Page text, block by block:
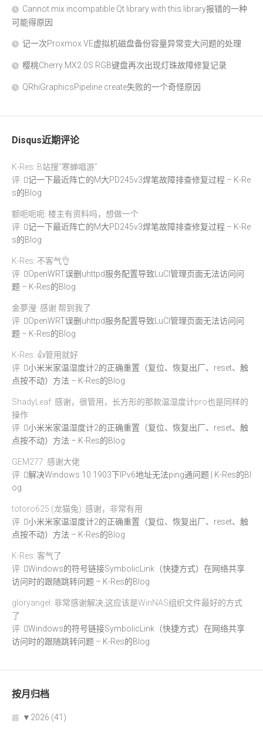
Cannot mix incompatible Qt library with this library报错的一种
可能得原因
记一次Proxmox VE虚拟机磁盘备份容量异常变大问题的处理
樱桃Cherry MX2.0S RGB键盘再次出现灯珠故障修复记录
QRhiGraphicsPipeline create失败的一个奇怪原因
Disqus近期评论
K-Res: B站搜“寒蝉唱游”
评:
记一下最近阵亡的M大PD245v3焊笔故障排查修复过程 – K-Re
s的Blog
额呃呃呃: 楼主有资料吗，想做一个
评:
记一下最近阵亡的M大PD245v3焊笔故障排查修复过程 – K-Re
s的Blog
K-Res: 不客气👌
评:
OpenWRT误删uhttpd服务配置导致LuCI管理页面无法访问问
题 – K-Res的Blog
金夢瀅: 感谢 帮到我了
评:
OpenWRT误删uhttpd服务配置导致LuCI管理页面无法访问问
题 – K-Res的Blog
K-Res: 👍管用就好
评:
小米米家温湿度计2的正确重置（复位、恢复出厂、reset、触
点按不动）方法 – K-Res的Blog
ShadyLeaf: 感谢，很管用，长方形的那款温湿度计pro也是同样的
操作
评:
小米米家温湿度计2的正确重置（复位、恢复出厂、reset、触
点按不动）方法 – K-Res的Blog
GEM277: 感谢大佬
评:
解决Windows 10 1903下IPv6地址无法ping通问题 | K-Res的Bl
og
totoro625 (龙猫兔): 感谢，非常有用
评:
小米米家温湿度计2的正确重置（复位、恢复出厂、reset、触
点按不动）方法 – K-Res的Blog
K-Res: 客气了
评:
Windows的符号链接SymbolicLink（快捷方式）在网络共享
访问时的跟随跳转问题 – K-Res的Blog
gloryangel: 非常感谢解决,这应该是WinNAS组织文件最好的方式
了.
评:
Windows的符号链接SymbolicLink（快捷方式）在网络共享
访问时的跟随跳转问题 – K-Res的Blog
按月归档
▼ 2026 (41)